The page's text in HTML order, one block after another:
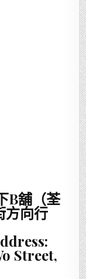
B舖（荃
方向行
Street,